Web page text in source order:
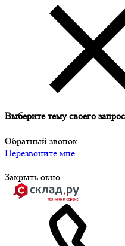
Выберите тему своего
Обратный звонок
Перезвоните мне
Закрыть окно